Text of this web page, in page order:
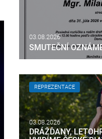
03.08.2026
SMUTEČNÍ
03.08.2026
DRÁŽĎANY,
REPREZENTACE